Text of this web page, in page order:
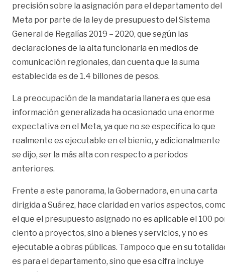
precisión sobre la asignación para el departamento del
Meta por parte de la ley de presupuesto del Sistema
General de Regalías 2019 – 2020, que según las
declaraciones de la alta funcionaria en medios de
comunicación regionales, dan cuenta que la suma
establecida es de 1.4 billones de pesos.
La preocupación de la mandataria llanera es que esa
información generalizada ha ocasionado una enorme
expectativa en el Meta, ya que no se especifica lo que
realmente es ejecutable en el bienio, y adicionalmente
se dijo, ser la más alta con respecto a periodos
anteriores.
Frente a este panorama, la Gobernadora, en una carta
dirigida a Suárez, hace claridad en varios aspectos,
el que el presupuesto asignado no es aplicable el 100
ciento a proyectos, sino a bienes y servicios, y no es
ejecutable a obras públicas. Tampoco que en su
es para el departamento, sino que esa cifra incluye